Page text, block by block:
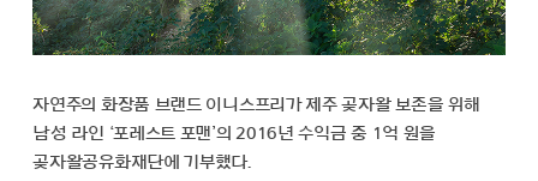
자연주의 화장품 브랜드 이니스프리가 제주 곶자왈 보존을 위해
남성 라인 ‘포레스트 포맨’의 2016년 수익금 중 1억 원을
곶자왈공유화재단에 기부했다.